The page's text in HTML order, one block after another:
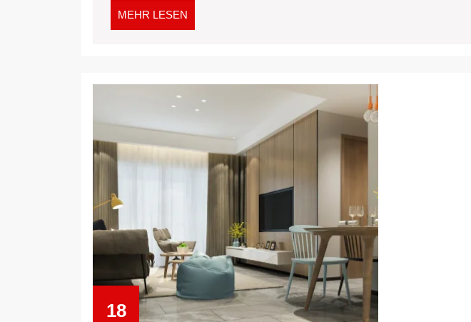
TECHNISCHEN
INDUSTRIEBEDARF
ONLINESHOPS
ACHTEN
SOLLTEN
MEHR LESEN
LESEN
18